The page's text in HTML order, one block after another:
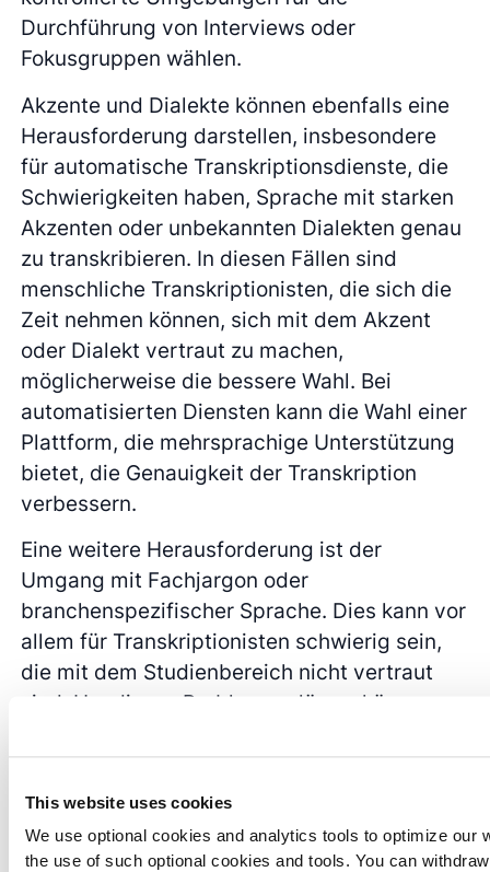
This website uses cookies
We use optional cookies and analytics tools to optimize our
the use of such optional cookies and tools. You can
Durchführung von Interviews oder
Fokusgruppen wählen.
Akzente und Dialekte können ebenfalls eine
Herausforderung darstellen, insbesondere
für automatische Transkriptionsdienste, die
Schwierigkeiten haben, Sprache mit starken
Akzenten oder unbekannten Dialekten genau
zu transkribieren. In diesen Fällen sind
menschliche Transkriptionisten, die sich die
Zeit nehmen können, sich mit dem Akzent
oder Dialekt vertraut zu machen,
möglicherweise die bessere Wahl. Bei
automatisierten Diensten kann die Wahl einer
Plattform, die mehrsprachige Unterstützung
bietet, die Genauigkeit der Transkription
verbessern.
Eine weitere Herausforderung ist der
Umgang mit Fachjargon oder
branchenspezifischer Sprache. Dies kann vor
allem für Transkriptionisten schwierig sein,
die mit dem Studienbereich nicht vertraut
sind. Um dieses Problem zu lösen, können
Glossar zur Verfügung stellen oder einen
Transkriptionsdienst wählen, der sich auf das
betreffende Gebiet spezialisiert hat. Bei einer
Studie über medizinische Kommunikation